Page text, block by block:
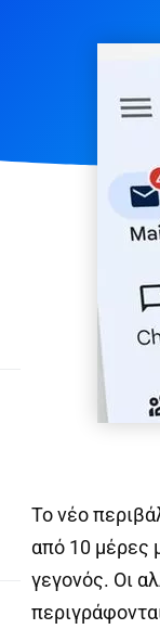
Το νέο
από 10 μέρες
γεγονός. Οι